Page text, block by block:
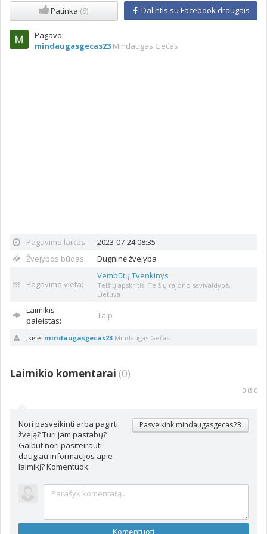
Patinka (6) Dalintis su Facebook draugais
Pagavo:
mindaugasgecas23 Mindaugas Gečas
Pagavimo laikas:
2023-07-24 08:35
Žvejybos būdas:
Dugninė žvejyba
Pagavimo vieta:
Vembūtų Tvenkinys
Telšių apskritis, Telšių rajono savivaldybė,
Lietuva
Laimikis
paleistas:
Taip
Įkėlė: mindaugasgecas23 Mindaugas Gečas
Laimikio komentarai (0)
0 iš 0
Nori pasveikinti arba pagirti
žveją? Turi jam pastabų?
Galbūt nori pasiteirauti
daugiau informacijos apie
laimikį? Komentuok:
Pasveikink mindaugasgecas23
Komentuoti